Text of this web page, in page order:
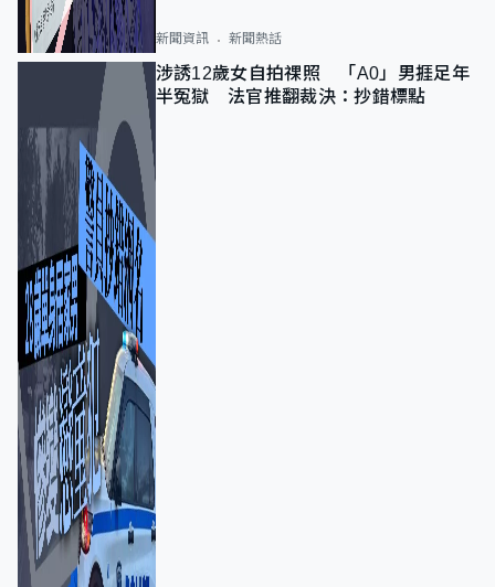
新聞資訊 新聞熱話
涉誘12歲女自拍祼照 「A0」男捱足年
半冤獄 法官推翻裁決：抄錯標點